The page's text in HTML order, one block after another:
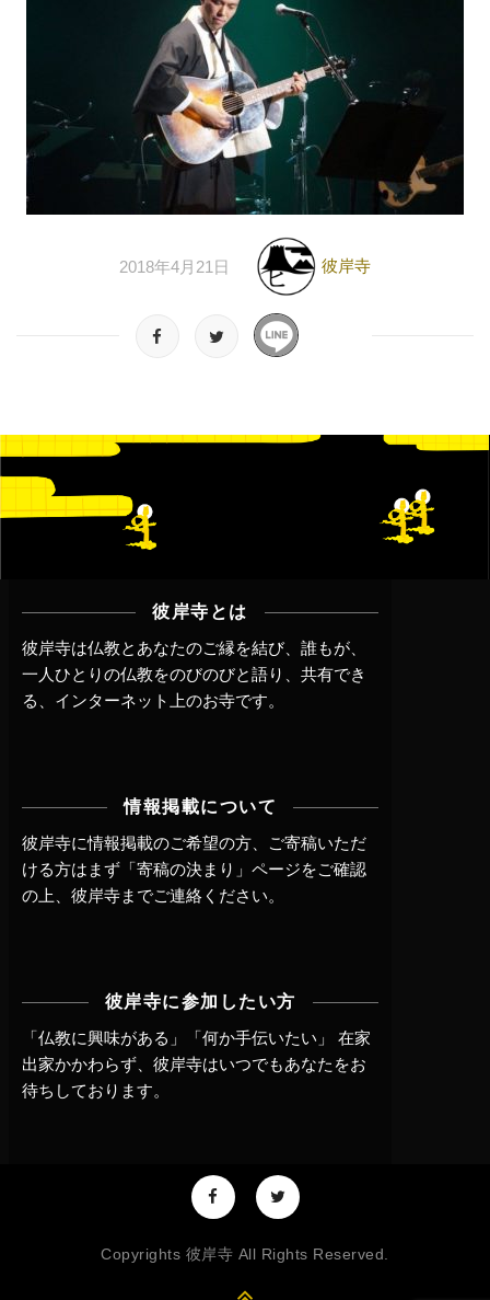
2018年4月21日 彼岸寺
彼岸寺とは
彼岸寺は仏教とあなたのご縁を結び、誰もが、
一人ひとりの仏教をのびのびと語り、共有でき
る、インターネット上のお寺です。
情報掲載について
彼岸寺に情報掲載のご希望の方、ご寄稿いただ
ける方はまず 「寄稿の決まり」ページをご確認
の上、 彼岸寺までご連絡 ください。
彼岸寺に参加したい方
「仏教に興味がある」「何か手伝いたい」 在家
出家かかわらず、 彼岸寺はいつでもあなたをお
待ちしております。
Copyrights 彼岸寺 All Rights Reserved.